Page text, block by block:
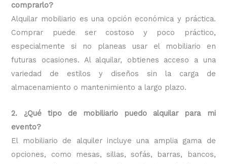
comprarlo?
Alquilar mobiliario es una opción económica y práctica.
Comprar puede ser costoso y poco práctico,
especialmente si no planeas usar el mobiliario en
futuras ocasiones. Al alquilar, obtienes acceso a una
variedad de estilos y diseños sin la carga de
almacenamiento o mantenimiento a largo plazo.
2. ¿Qué tipo de mobiliario puedo alquilar para mi
evento?
El mobiliario de alquiler incluye una amplia gama de
opciones, como mesas, sillas, sofás, barras, bancos,